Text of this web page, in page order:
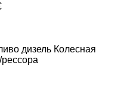
дизель Колесная